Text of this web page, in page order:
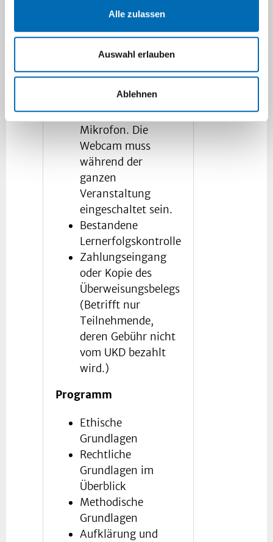
Alle zulassen
Auswahl erlauben
Ablehnen
Kursteilnahme und den
Erhalt des Zertifikats
sind:
Anwesenheit;
Webcam und
Mikrofon. Die
Webcam muss
während der
ganzen
Veranstaltung
eingeschaltet sein.
Bestandene
Lernerfolgskontrolle
Zahlungseingang
oder Kopie des
Überweisungsbelegs
(Betrifft nur
Teilnehmende,
deren Gebühr nicht
vom UKD bezahlt
wird.)
Programm
Ethische
Grundlagen
Rechtliche
Grundlagen im
Überblick
Methodische
Grundlagen
Aufklärung und